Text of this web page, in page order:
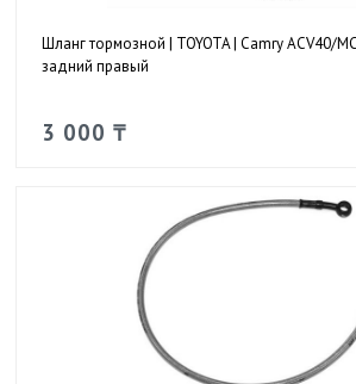
Шланг тормозной | TOYOTA | Camry ACV40/
задний правый
3 000 ₸